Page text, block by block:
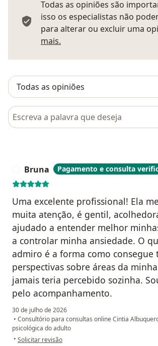
Todas as opiniões são
isso os especialistas não
para alterar ou excluir uma
mais.
Pesquisar em opiniões
Bruna Pagamento e consulta
Uma excelente profissional! Ela
muita atenção, é gentil,
ajudado a entender melhor
a controlar minha ansiedade. O
admiro é a forma como consegue
perspectivas sobre áreas da
jamais teria percebido sozinha.
pelo acompanhamento.
30 de julho de 2026
• Consultório para consultas online Cintia
psicológica do adulto
• na opinião do utilizador Bruna
Solicitar revisão